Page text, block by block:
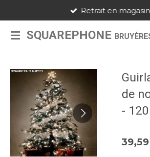
contenuSQUAREPHONE
Retrait en magasin
de
-